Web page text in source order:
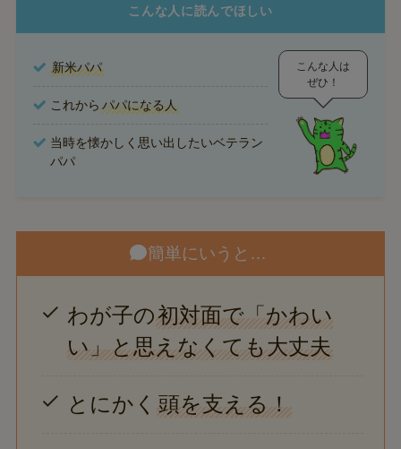
こんな人に読んでほしい
新米パパ
これから パパになる人
当時を懐かしく思い出したいベテラン
パパ
こんな人は
ぜひ！
簡単にいうと…
わが子の初対面で「かわい
い」と思えなくても大丈夫
とにかく頭を支える！